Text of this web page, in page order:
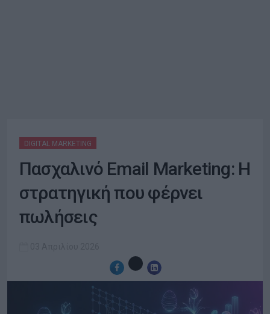
DIGITAL MARKETING
Πασχαλινό Email Marketing: Η
στρατηγική που φέρνει
πωλήσεις